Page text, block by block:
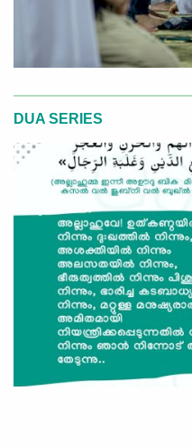
DUA SERIES